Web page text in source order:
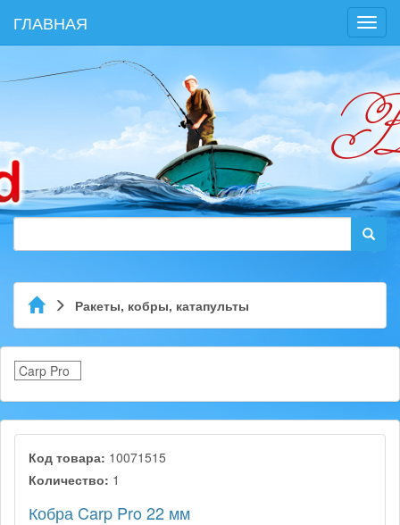
ГЛАВНАЯ
Ракеты, кобры, катапульты
Carp Pro
Код товара: 10071515
Количество: 1
Кобра Carp Pro 22 мм